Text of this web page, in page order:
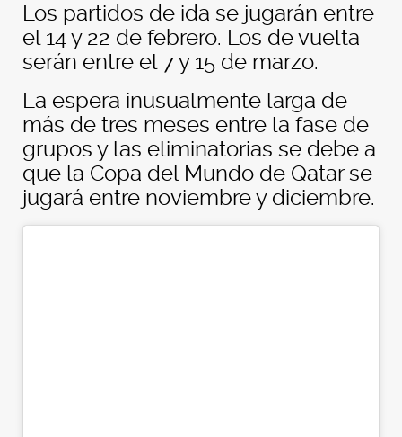
Los partidos de ida se jugarán entre
el 14 y 22 de febrero. Los de vuelta
serán entre el 7 y 15 de marzo.
La espera inusualmente larga de
más de tres meses entre la fase de
grupos y las eliminatorias se debe a
que la Copa del Mundo de Qatar se
jugará entre noviembre y diciembre.